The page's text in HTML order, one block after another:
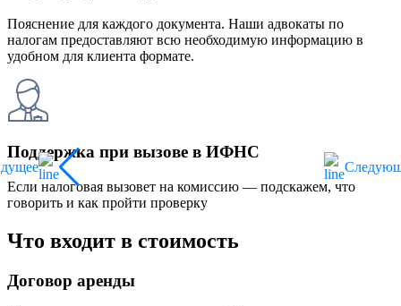
Пояснение для каждого документа. Наши адвокаты по
налогам предоставляют всю необходимую информацию в
удобном для клиента формате.
Поддержка при вызове в ИФНС
Если налоговая вызовет на комиссию — подскажем, что
говорить и как пройти проверку
Что входит в стоимость
Договор аренды